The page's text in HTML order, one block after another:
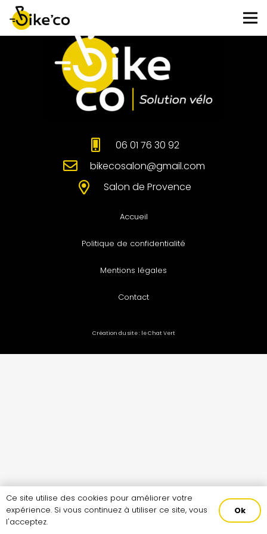
06 01 76 30 92
bikecosalon@gmail.com
Salon de Provence
Accueil
Politique de confidentialité
Mentions légales
Contact
Création du site : le Chat Vert
Ce site utilise des cookies pour améliorer votre
expérience. Si vous continuez à utiliser ce site, vous
l'acceptez.
Ok